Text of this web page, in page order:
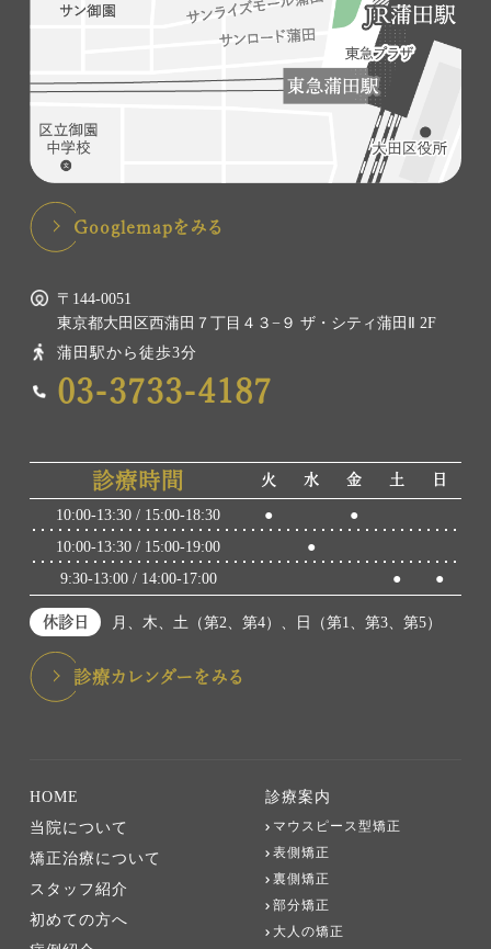
Googlemapをみる
〒144-0051
東京都大田区西蒲田７丁目４３−９ ザ・シティ蒲田Ⅱ 2F
蒲田駅から徒歩3分
03-3733-4187
診療時間 火 水 金 土 日
10:00-13:30 / 15:00-18:30 ●
●
10:00-13:30 / 15:00-19:00
●
9:30-13:00 / 14:00-17:00
● ●
休診日 月、木、土（第2、第4）、日（第1、第3、第5）
診療カレンダーをみる
HOME
当院について
矯正治療について
スタッフ紹介
初めての方へ
診療案内
マウスピース型矯正
表側矯正
裏側矯正
部分矯正
大人の矯正